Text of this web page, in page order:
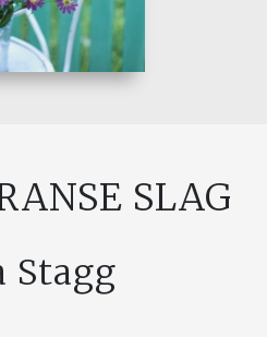
SLAG
Stagg